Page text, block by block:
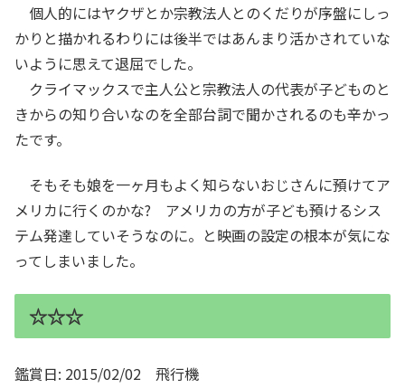
個人的にはヤクザとか宗教法人とのくだりが序盤にしっ
かりと描かれるわりには後半ではあんまり活かされていな
いように思えて退屈でした。
クライマックスで主人公と宗教法人の代表が子どものと
きからの知り合いなのを全部台詞で聞かされるのも辛かっ
たです。
そもそも娘を一ヶ月もよく知らないおじさんに預けてア
メリカに行くのかな? アメリカの方が子ども預けるシス
テム発達していそうなのに。と映画の設定の根本が気にな
ってしまいました。
☆☆☆
鑑賞日: 2015/02/02 飛行機